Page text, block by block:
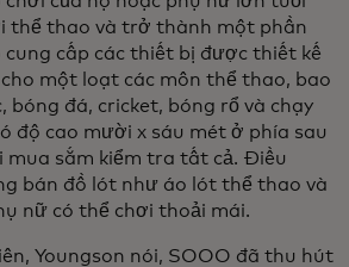
thể thao và trở thành một phần
cung cấp các thiết bị được thiết kế
một loạt các môn thể thao, bao
bóng đá, cricket, bóng rổ và chạy
độ cao mười x sáu mét ở phía sau
mua sắm kiểm tra tất cả. Điều
bán đồ lót như áo lót thể thao và
nữ có thể chơi thoải mái.
Youngson nói, SOOO đã thu hút